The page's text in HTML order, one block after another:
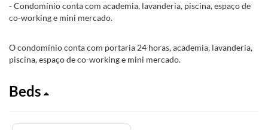
- Condomínio conta com academia, lavanderia, piscina, espaço de
co-working e mini mercado.
O condomínio conta com portaria 24 horas, academia, lavanderia,
piscina, espaço de co-working e mini mercado.
Beds